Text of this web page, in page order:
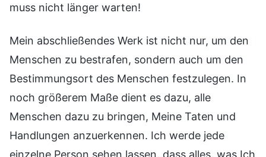
muss nicht länger warten!
Mein abschließendes Werk ist nicht nur, um den
Menschen zu bestrafen, sondern auch um den
Bestimmungsort des Menschen festzulegen. In
noch größerem Maße dient es dazu, alle
Menschen dazu zu bringen, Meine Taten und
Handlungen anzuerkennen. Ich werde jede
einzelne Person sehen lassen, dass alles, was Ich